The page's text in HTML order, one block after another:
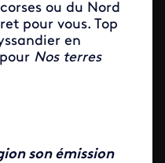
ou du Nord
pour vous. Top
en
Nos terres
son émission